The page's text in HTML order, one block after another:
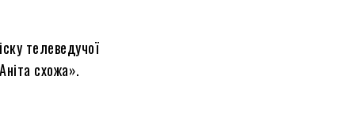
телеведучої
схожа».